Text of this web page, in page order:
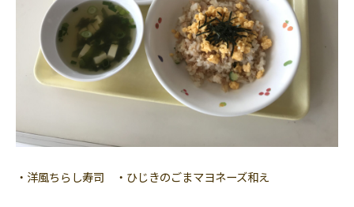
・洋風ちらし寿司 ・ひじきのごまマヨネーズ和え